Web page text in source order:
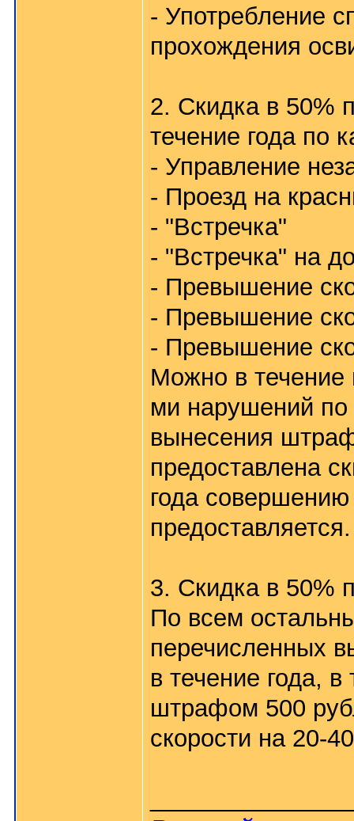
- Употребление
прохождения
2. Скидка в 50%
течение года по
- Управление
- Проезд на
- "Встречка"
- "Встречка" на
- Превышение
- Превышение
- Превышение
Можно в течение
ми нарушений по
вынесения
предоставлена
года
предоставляется.
3. Скидка в 50%
По всем
перечисленных
в течение года,
штрафом 500
скорости на 20-